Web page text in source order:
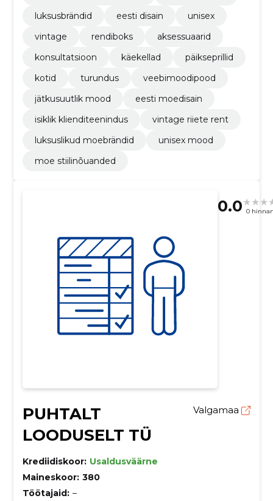
luksusbrändid
eesti disain
unisex
vintage
rendiboks
aksessuaarid
konsultatsioon
käekellad
päikseprillid
kotid
turundus
veebimoodipood
jätkusuutlik mood
eesti moedisain
isiklik klienditeenindus
vintage riiete rent
luksuslikud moebrändid
unisex mood
moe stiilinõuanded
0.0 0
PUHTALT
LOODUSELT TÜ
Valgamaa
Krediidiskoor: Usaldusväärne
Maineskoor: 380
Töötajaid: –